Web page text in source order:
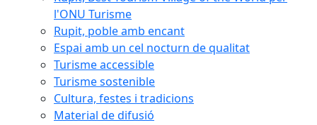
l'ONU Turisme
Rupit, poble amb encant
Espai amb un cel nocturn de qualitat
Turisme accessible
Turisme sostenible
Cultura, festes i tradicions
Material de difusió